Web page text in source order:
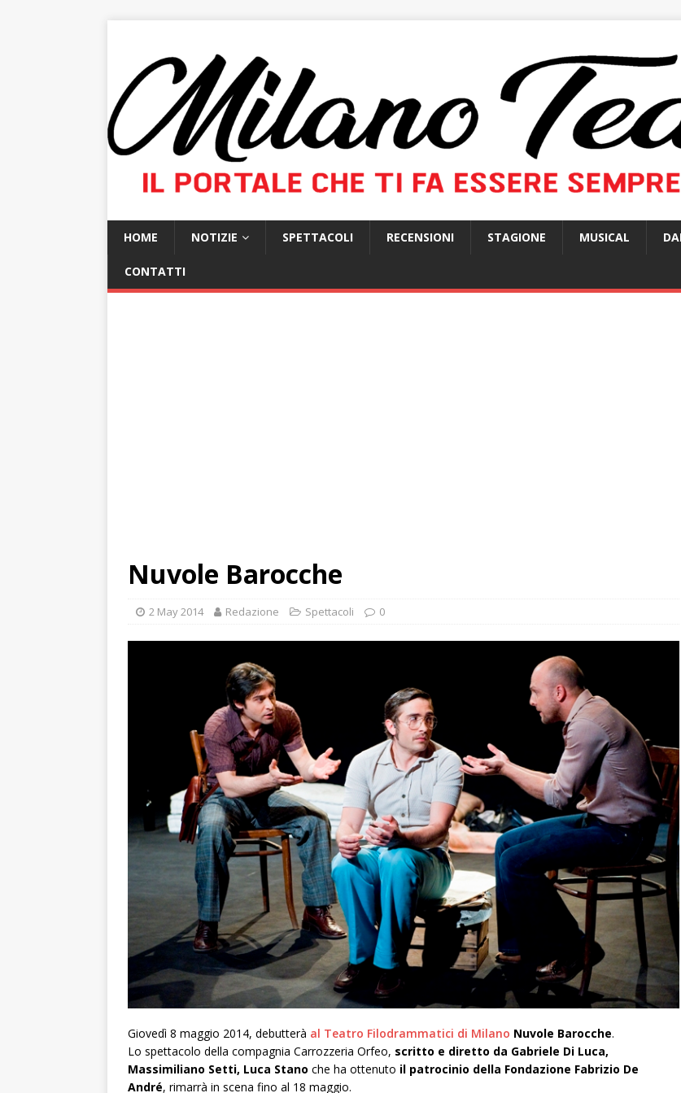
HOME NOTIZIE SPETTACOLI RECENSIONI STAGIONE MUSICAL
CONTATTI
Nuvole Barocche
2 May 2014 Redazione Spettacoli 0
Giovedì 8 maggio 2014, debutterà al Teatro Filodrammatici di Milano Nuvole Barocche.
Lo spettacolo della compagnia Carrozzeria Orfeo, scritto e diretto da Gabriele Di Luca,
Massimiliano Setti, Luca Stano che ha ottenuto il patrocinio della Fondazione Fabrizio De
André, rimarrà in scena fino al 18 maggio.